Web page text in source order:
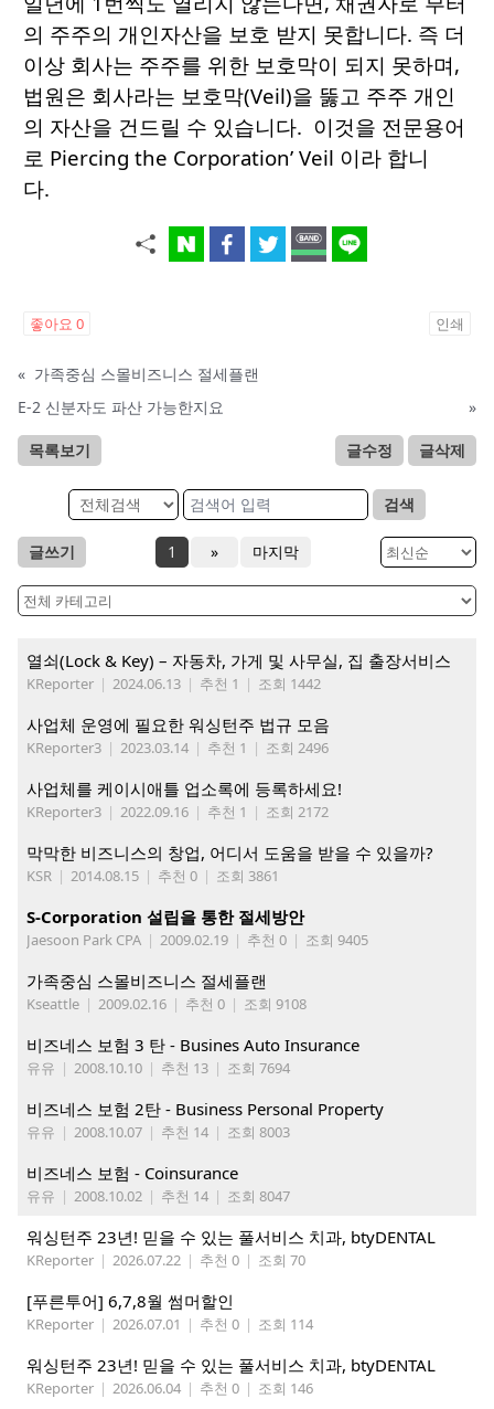
의 주주의 개인자산을 보호 받지 못합니다. 즉 더
이상 회사는 주주를 위한 보호막이 되지 못하며,
법원은 회사라는 보호막(Veil)을 뚫고 주주 개인
의 자산을 건드릴 수 있습니다. 이것을 전문용어
로 Piercing the Corporation’ Veil 이라 합니
다.
좋아요 0 인쇄
« 가족중심 스몰비즈니스 절세플랜
E-2 신분자도 파산 가능한지요
»
목록보기 글수정 글삭제
검색
글쓰기 1 » 마지막
열쇠(Lock & Key) – 자동차, 가게 및 사무실, 집 출장서비스
KReporter | 2024.06.13 | 추천 1 | 조회 1442
사업체 운영에 필요한 워싱턴주 법규 모음
KReporter3 | 2023.03.14 | 추천 1 | 조회 2496
사업체를 케이시애틀 업소록에 등록하세요!
KReporter3 | 2022.09.16 | 추천 1 | 조회 2172
막막한 비즈니스의 창업, 어디서 도움을 받을 수 있을까?
KSR | 2014.08.15 | 추천 0 | 조회 3861
S-Corporation 설립을 통한 절세방안
Jaesoon Park CPA | 2009.02.19 | 추천 0 | 조회 9405
가족중심 스몰비즈니스 절세플랜
Kseattle | 2009.02.16 | 추천 0 | 조회 9108
비즈네스 보험 3 탄 - Busines Auto Insurance
유유 | 2008.10.10 | 추천 13 | 조회 7694
비즈네스 보험 2탄 - Business Personal Property
유유 | 2008.10.07 | 추천 14 | 조회 8003
비즈네스 보험 - Coinsurance
유유 | 2008.10.02 | 추천 14 | 조회 8047
워싱턴주 23년! 믿을 수 있는 풀서비스 치과, btyDENTAL
KReporter | 2026.07.22 | 추천 0 | 조회 70
[푸른투어] 6,7,8월 썸머할인
KReporter | 2026.07.01 | 추천 0 | 조회 114
워싱턴주 23년! 믿을 수 있는 풀서비스 치과, btyDENTAL
KReporter | 2026.06.04 | 추천 0 | 조회 146